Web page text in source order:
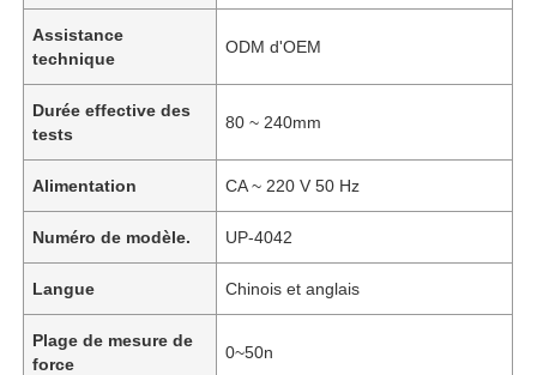
Assistance
technique
ODM d'OEM
Durée effective des
tests
80 ~ 240mm
Alimentation CA ~ 220 V 50 Hz
Numéro de modèle. UP-4042
Langue Chinois et anglais
Plage de mesure de
force
0~50n